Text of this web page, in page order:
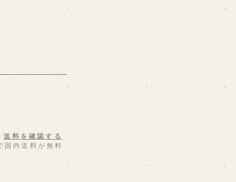
送料を確認する
内送料が無料